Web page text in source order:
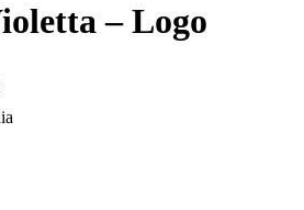
– Logo